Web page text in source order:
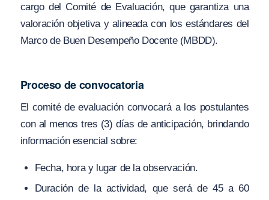
cargo del Comité de Evaluación, que garantiza una
valoración objetiva y alineada con los estándares del
Marco de Buen Desempeño Docente (MBDD).
Proceso de convocatoria
El comité de evaluación convocará a los postulantes
con al menos tres (3) días de anticipación, brindando
información esencial sobre:
Fecha, hora y lugar de la observación.
Duración de la actividad, que será de 45 a 60